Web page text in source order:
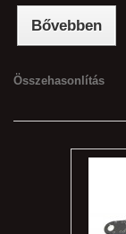
Bővebben
Összehasonlítás